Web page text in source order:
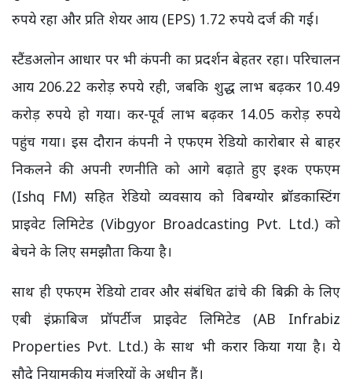
रुपये रहा और प्रति शेयर आय (EPS) 1.72 रुपये दर्ज की गई।
स्टैंडअलोन आधार पर भी कंपनी का प्रदर्शन बेहतर रहा। परिचालन
आय 206.22 करोड़ रुपये रही, जबकि शुद्ध लाभ बढ़कर 10.49
करोड़ रुपये हो गया। कर-पूर्व लाभ बढ़कर 14.05 करोड़ रुपये
पहुंच गया। इस दौरान कंपनी ने एफएम रेडियो कारोबार से बाहर
निकलने की अपनी रणनीति को आगे बढ़ाते हुए इश्क एफएम
(Ishq FM) सहित रेडियो व्यवसाय को विबग्योर ब्रॉडकास्टिंग
प्राइवेट लिमिटेड (Vibgyor Broadcasting Pvt. Ltd.) को
बेचने के लिए समझौता किया है।
साथ ही एफएम रेडियो टावर और संबंधित ढांचे की बिक्री के लिए
एबी इंफ्राबिज प्रॉपर्टीज प्राइवेट लिमिटेड (AB Infrabiz
Properties Pvt. Ltd.) के साथ भी करार किया गया है। ये
सौदे नियामकीय मंजूरियों के अधीन हैं।